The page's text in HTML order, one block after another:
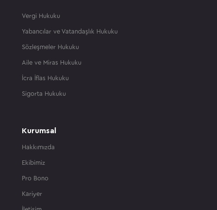
Vergi Hukuku
Yabancılar ve Vatandaşlık Hukuku
Sözleşmeler Hukuku
Aile ve Miras Hukuku
İcra İflas Hukuku
Sigorta Hukuku
Kurumsal
Hakkımızda
Ekibimiz
Pro Bono
Kariyer